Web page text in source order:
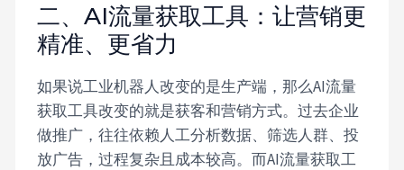
二、AI流量获取工具：让营销更
精准、更省力
如果说工业机器人改变的是生产端，那么AI流量
获取工具改变的就是获客和营销方式。过去企业
做推广，往往依赖人工分析数据、筛选人群、投
放广告，过程复杂且成本较高。而AI流量获取工